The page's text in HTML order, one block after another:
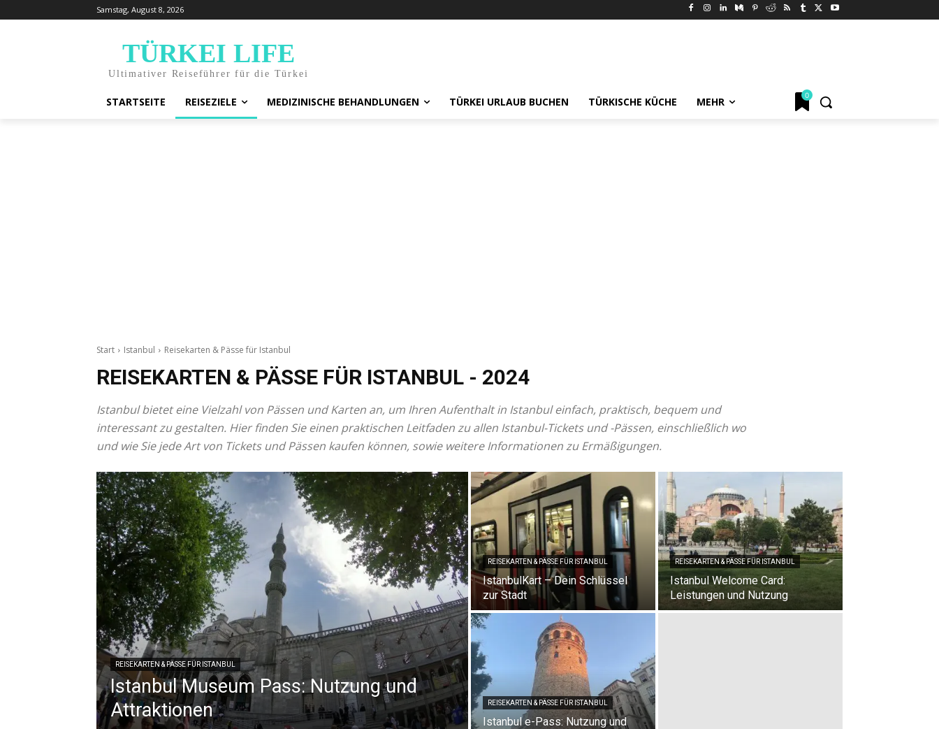
Samstag, August 8, 2026
TÜRKEI LIFE
Ultimativer Reiseführer für die Türkei
STARTSEITE REISEZIELE MEDIZINISCHE BEHANDLUNGEN TÜRKEI URLAUB BUCHEN TÜRKISCHE KÜCHE MEHR
0
Start Istanbul Reisekarten & Pässe für Istanbul
REISEKARTEN & PÄSSE FÜR ISTANBUL - 2024
Istanbul bietet eine Vielzahl von Pässen und Karten an, um Ihren Aufenthalt in Istanbul einfach, praktisch, bequem und
interessant zu gestalten. Hier finden Sie einen praktischen Leitfaden zu allen Istanbul-Tickets und -Pässen, einschließlich wo
und wie Sie jede Art von Tickets und Pässen kaufen können, sowie weitere Informationen zu Ermäßigungen.
REISEKARTEN & PÄSSE FÜR ISTANBUL
Istanbul Museum Pass: Nutzung und
Attraktionen
REISEKARTEN & PÄSSE FÜR ISTANBUL
IstanbulKart – Dein Schlüssel
zur Stadt
REISEKARTEN & PÄSSE FÜR ISTANBUL
Istanbul Welcome Card:
Leistungen und Nutzung
REISEKARTEN & PÄSSE FÜR ISTANBUL
Istanbul e-Pass: Nutzung und